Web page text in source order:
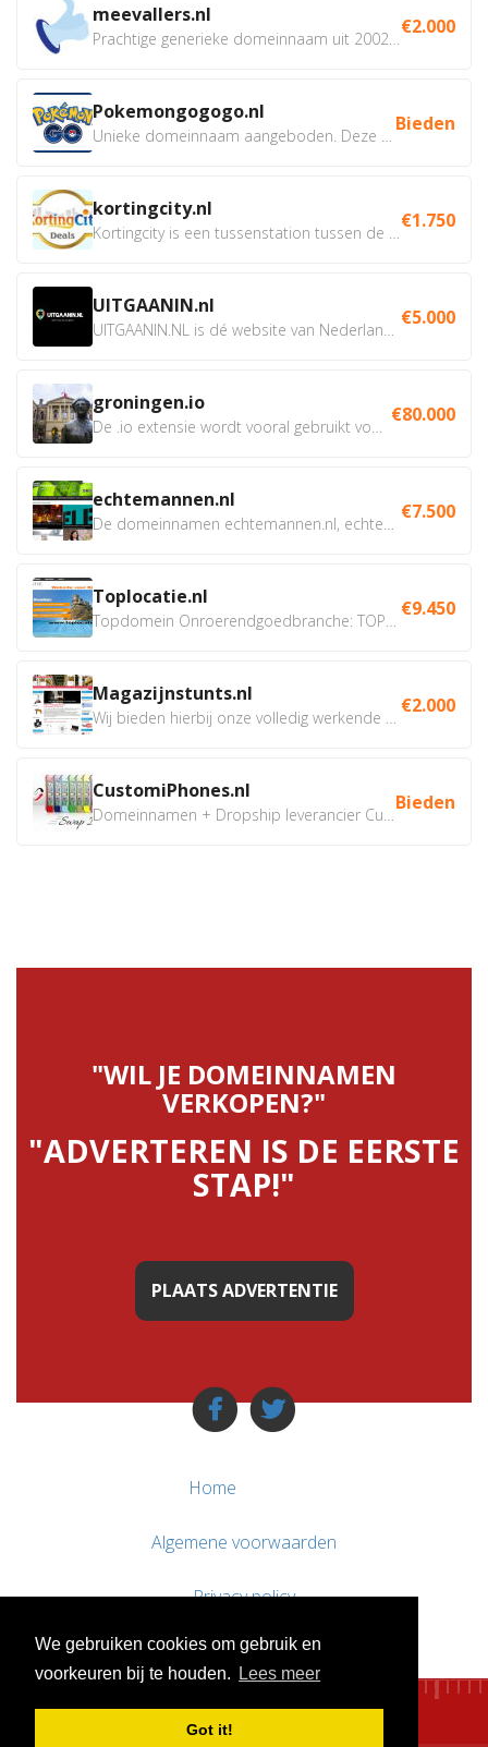
We gebruiken cookies om gebruik en
voorkeuren bij te houden.
Lees meer
Got it!
meevallers.nl €2.000
Pokemongogogo.nl Bieden
kortingcity.nl €1.750
UITGAANIN.nl €5.000
groningen.io €80.000
echtemannen.nl €7.500
Toplocatie.nl €9.450
Magazijnstunts.nl €2.000
CustomiPhones.nl Bieden
"WIL JE DOMEINNAMEN
VERKOPEN?"
"ADVERTEREN IS DE EERSTE
STAP!"
PLAATS ADVERTENTIE
Home
Algemene voorwaarden
Privacy policy
Contact / Support